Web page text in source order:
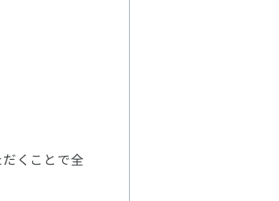
くことで全